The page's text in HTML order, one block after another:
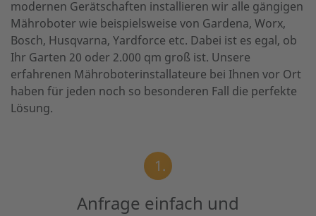
modernen Gerätschaften installieren wir alle gängigen
Mähroboter wie beispielsweise von Gardena, Worx,
Bosch, Husqvarna, Yardforce etc. Dabei ist es egal, ob
Ihr Garten 20 oder 2.000 qm groß ist. Unsere
erfahrenen Mähroboterinstallateure bei Ihnen vor Ort
haben für jeden noch so besonderen Fall die perfekte
Lösung.
1.
Anfrage einfach und